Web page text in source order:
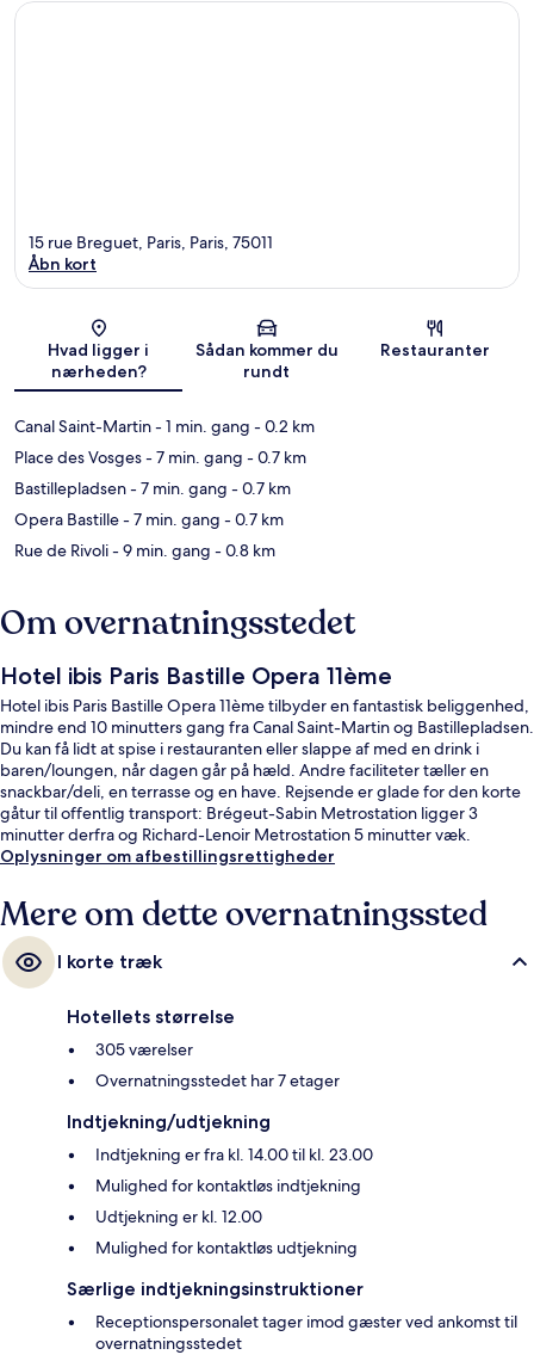
Kort
15 rue Breguet, Paris, Paris, 75011
Åbn kort
Hvad ligger i
nærheden?
Sådan kommer du
rundt
Restauranter
Canal Saint-Martin- 1 min. gang - 0.2 km
Place des Vosges- 7 min. gang - 0.7 km
Bastillepladsen- 7 min. gang - 0.7 km
Opera Bastille- 7 min. gang - 0.7 km
Rue de Rivoli- 9 min. gang - 0.8 km
Om overnatningsstedet
Hotel ibis Paris Bastille Opera 11ème
Hotel ibis Paris Bastille Opera 11ème tilbyder en fantastisk beliggenhed,
mindre end 10 minutters gang fra Canal Saint-Martin og Bastillepladsen.
Du kan få lidt at spise i restauranten eller slappe af med en drink i
baren/loungen, når dagen går på hæld. Andre faciliteter tæller en
snackbar/deli, en terrasse og en have. Rejsende er glade for den korte
gåtur til offentlig transport: Brégeut-Sabin Metrostation ligger 3
minutter derfra og Richard-Lenoir Metrostation 5 minutter væk.
Oplysninger om afbestillingsrettigheder
Mere om dette overnatningssted
I korte træk
Hotellets størrelse
305 værelser
Overnatningsstedet har 7 etager
Indtjekning/udtjekning
Indtjekning er fra kl. 14.00 til kl. 23.00
Mulighed for kontaktløs indtjekning
Udtjekning er kl. 12.00
Mulighed for kontaktløs udtjekning
Særlige indtjekningsinstruktioner
Receptionspersonalet tager imod gæster ved ankomst til
overnatningsstedet